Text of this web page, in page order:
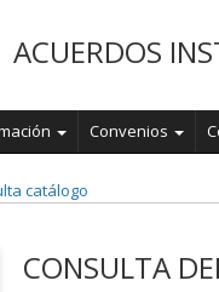
ACUERDOS
Convenios
catálogo
CONSULTA